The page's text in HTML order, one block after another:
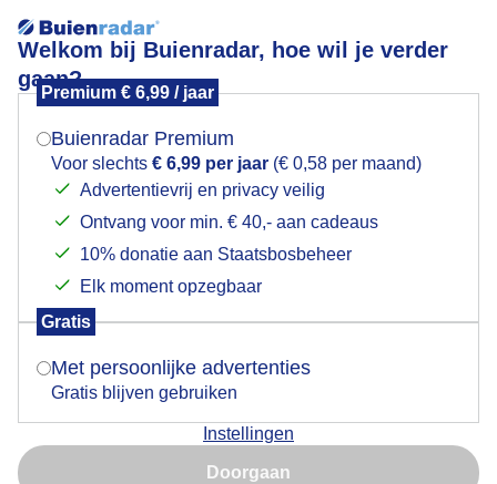
Welkom bij Buienradar, hoe wil je verder
gaan?
Premium € 6,99 / jaar
Buienradar Premium
Voor slechts € 6,99 per jaar (€ 0,58 per maand)
Advertentievrij en privacy veilig
Ontvang voor min. € 40,- aan cadeaus
10% donatie aan Staatsbosbeheer
Elk moment opzegbaar
Gratis
Met persoonlijke advertenties
Gratis blijven gebruiken
Instellingen
Doorgaan
Heemse verdwijnt bijna in de mist
Door: Mark Klos Gemaakt: 08-11-2025, 235x bekeken
Mogen we je locatie gebruiken voor het
Indien je hier nog geen akkoord op hebt gegeven,
verschijnt er zo een pop-up uit je browser waarin
Is goed, toon de popup
Nu niet, misschien later